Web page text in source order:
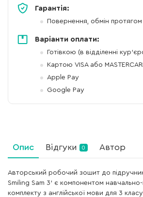
Гарантія:
Повернення, обмін протягом
Варіанти оплати:
Готівкою (в відділенні
Картою VISA або
Apple Pay
Google Pay
Опис Відгуки 0 Автор
Авторський робочий зошит до
Smiling Sam 3’ є компонентом
комплекту з англійської мови для 3